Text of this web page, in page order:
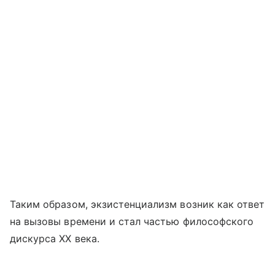
Таким образом, экзистенциализм возник как ответ
на вызовы времени и стал частью философского
дискурса XX века.